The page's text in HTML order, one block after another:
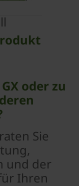
oder zu
Sie
und der
Ihren